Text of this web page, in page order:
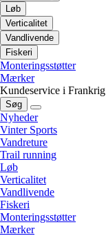
Løb
Verticalitet
Vandlivende
Fiskeri
Monteringsstøtter
Mærker
Kundeservice i Frankrig
Søg
Nyheder
Vinter Sports
Vandreture
Trail running
Løb
Verticalitet
Vandlivende
Fiskeri
Monteringsstøtter
Mærker